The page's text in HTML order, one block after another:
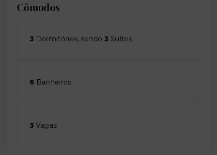
Cômodos
3 Dormitórios, sendo 3 Suítes
6 Banheiros
3 Vagas